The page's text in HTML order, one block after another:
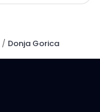
/ Donja Gorica